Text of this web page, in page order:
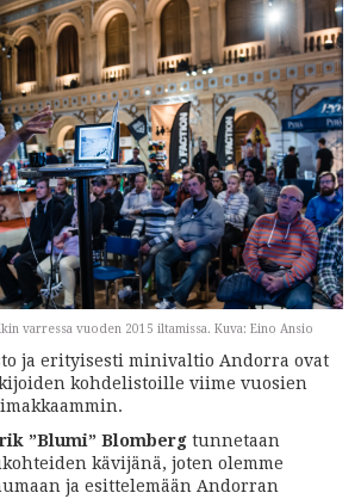
varressa vuoden 2015 iltamissa. Kuva: Eino Ansio
ja erityisesti minivaltio Andorra ovat
kohdelistoille viime vuosien
”Blumi” Blomberg tunnetaan
kävijänä, joten olemme
ja esittelemään Andorran